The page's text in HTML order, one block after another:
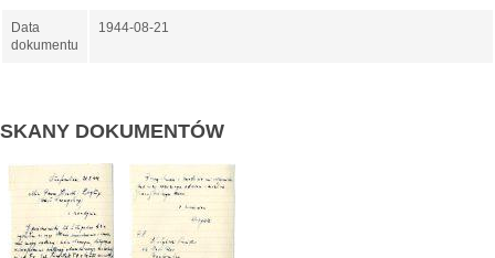
Data
dokumentu
1944-08-21
SKANY DOKUMENTÓW